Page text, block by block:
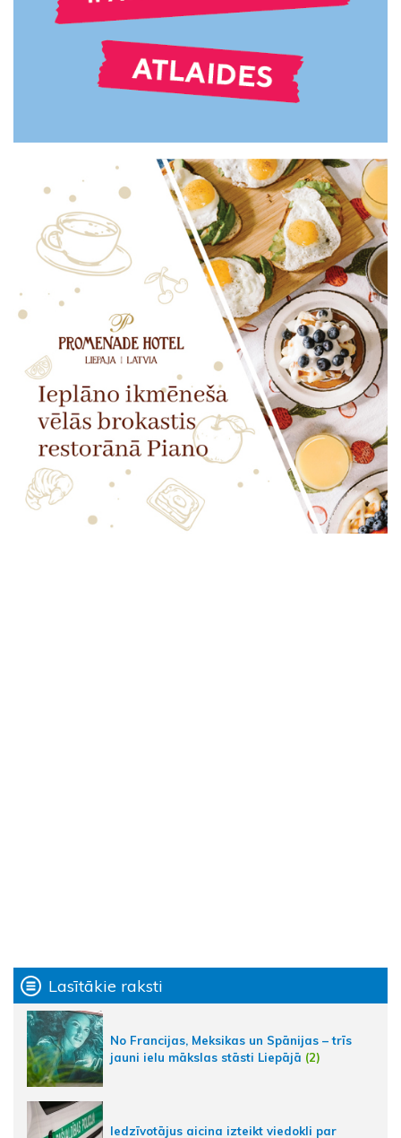
Lasītākie raksti
No Francijas, Meksikas un Spānijas – trīs
jauni ielu mākslas stāsti Liepājā (2)
Iedzīvotājus aicina izteikt viedokli par